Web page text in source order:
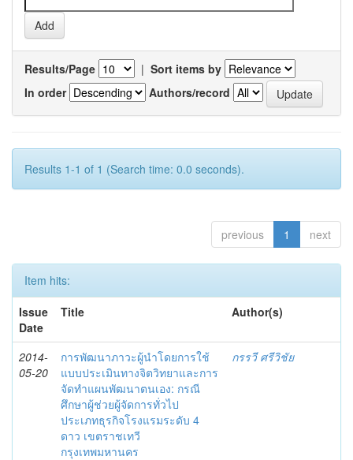
Results/Page | Sort items by
In order
Authors/record
Results 1-1 of 1 (Search time: 0.0 seconds).
previous 1 next
Item hits:
Issue
Date
Title Author(s)
2014-
05-20
การพัฒนาภาวะผู้นำโดยการใช้
แบบประเมินทางจิตวิทยาและการ
จัดทำแผนพัฒนาตนเอง: กรณี
ศึกษาผู้ช่วยผู้จัดการทั่วไป
ประเภทธุรกิจโรงแรมระดับ 4
ดาว เขตราชเทวี
กรุงเทพมหานคร
กรรวี ศรีวิชัย